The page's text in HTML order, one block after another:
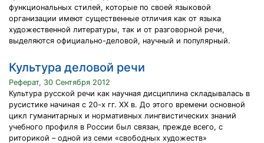
функциональных стилей, которые по своей языковой
организации имеют существенные отличия как от языка
художественной литературы, так и от разговорной речи,
выделяются официально-деловой, научный и популярный.
Культура деловой речи
Реферат, 30 Сентября 2012
Культура русской речи как научная дисциплина складывалась в
русистике начиная с 20-х гг. XX в. До этого времени основной
цикл гуманитарных и нормативных лингвистических знаний
учебного профиля в России был связан, прежде всего, с
риторикой – одной из семи «свободных художеств»